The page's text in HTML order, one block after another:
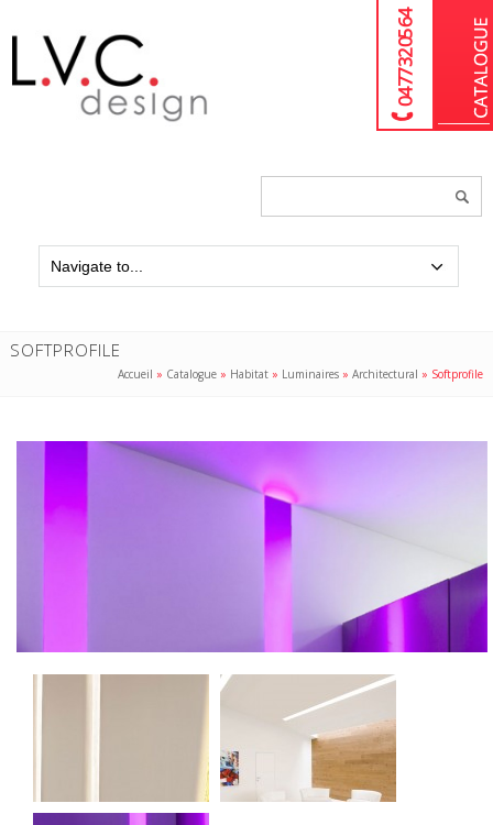
04 77 32 05 64
SOFTPROFILE
Accueil » Catalogue » Habitat » Luminaires »Architectural » Softprofile